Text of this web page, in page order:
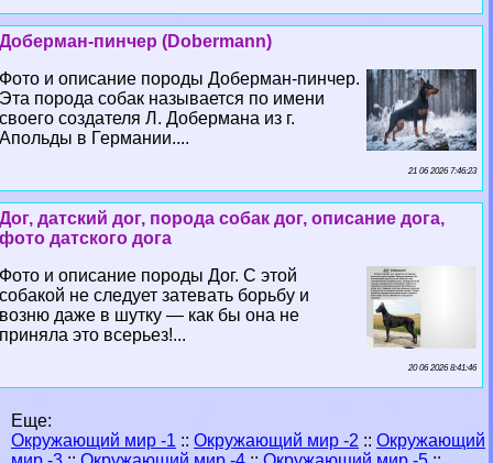
Доберман-пинчер (Dobermann)
Фото и описание породы Доберман-пинчер.
Эта порода собак называется по имени
своего создателя Л. Добермана из г.
Апольды в Германии....
21 06 2026 7:46:23
Дог, датский дог, порода собак дог, описание дога,
фото датского дога
Фото и описание породы Дог. С этой
собакой не следует затевать борьбу и
возню даже в шутку — как бы она не
приняла это всерьез!...
20 06 2026 8:41:46
Еще:
Окружающий мир -1 :: Окружающий мир -2 :: Окружающий